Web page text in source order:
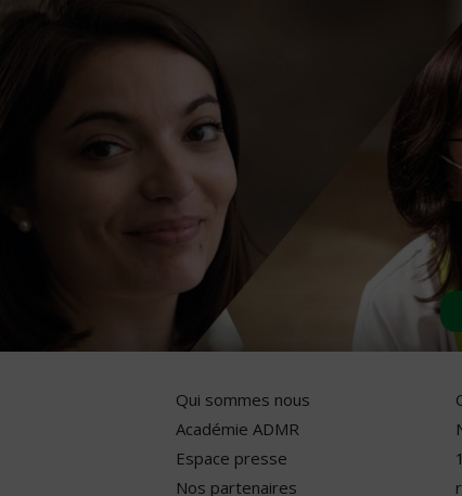
Qui sommes nous
Académie ADMR
Espace presse
Nos partenaires